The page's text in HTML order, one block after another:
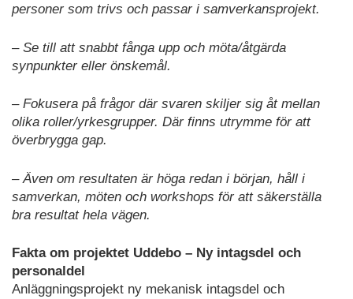
personer som trivs och passar i samverkansprojekt.
– Se till att snabbt fånga upp och möta/åtgärda
synpunkter eller önskemål.
– Fokusera på frågor där svaren skiljer sig åt mellan
olika roller/yrkesgrupper. Där finns utrymme för att
överbrygga gap.
– Även om resultaten är höga redan i början, håll i
samverkan, möten och workshops för att säkerställa
bra resultat hela vägen.
Fakta om projektet Uddebo – Ny intagsdel och
personaldel
Anläggningsprojekt ny mekanisk intagsdel och